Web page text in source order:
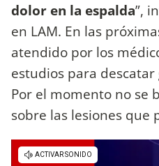
dolor en la espalda”,
en LAM. En las
atendido por los
estudios para
Por el momento no se
sobre las lesiones que